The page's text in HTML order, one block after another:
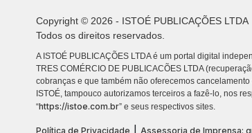
Copyright © 2026 - ISTOÉ PUBLICAÇÕES LTDA
Todos os direitos reservados.
A ISTOÉ PUBLICAÇÕES LTDA é um portal digital
TRES COMÉRCIO DE PUBLICACÕES LTDA
cobranças e que também não oferecemos
ISTOÉ, tampouco autorizamos terceiros a fazê-lo, nos
“https://istoe.com.br” e seus respectivos sites.
Política de Privacidade Assessoria de Imprensa: